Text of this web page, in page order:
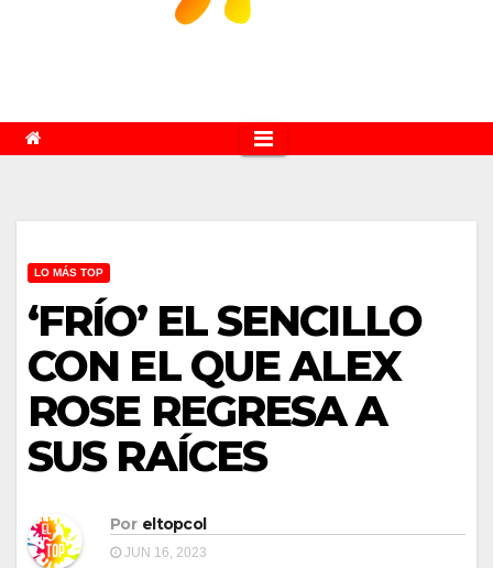
LO MÁS TOP
‘FRÍO’ EL SENCILLO
CON EL QUE ALEX
ROSE REGRESA A
SUS RAÍCES
Por eltopcol
JUN 16, 2023